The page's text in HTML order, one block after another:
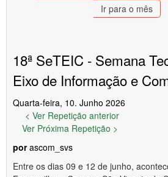
Ir para o mês
18ª SeTEIC - Semana
Eixo de Informação e
Quarta-feira, 10. Junho 2026
< Ver Repetição anterior
Ver Próxima Repetição >
porascom_svs
Entre os dias 09 e 12 de junho,